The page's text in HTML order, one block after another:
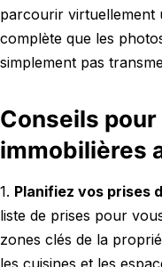
parcourir
complète que les
simplement pas
Conseils
immobilières
1. Planifiez vos prises
liste de prises pour
zones clés de la
les cuisines et les